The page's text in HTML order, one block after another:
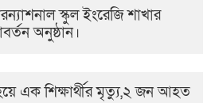
স্কুল ইংরেজি শাখার
অনুষ্ঠান।
এক শিক্ষার্থীর মৃত্যু,২ জন আহত